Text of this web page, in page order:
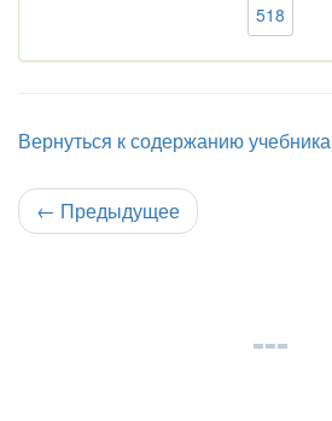
518
Вернуться к содержанию учебника
← Предыдущее